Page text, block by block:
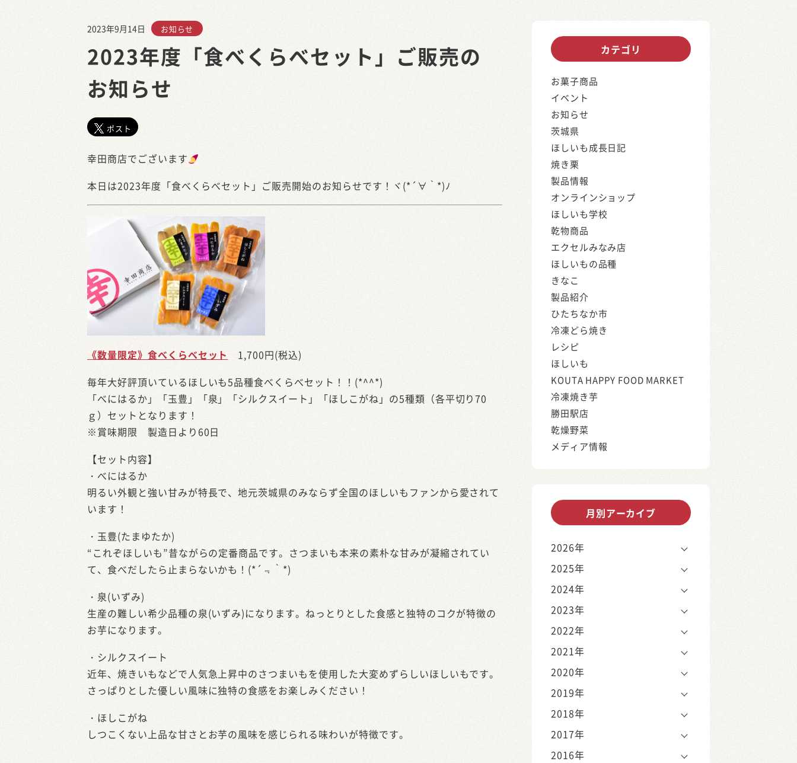
2023年9月14日 お知らせ
2023年度「食べくらべセット」ご販売の
お知らせ
ポスト
幸田商店でございます
本日は2023年度「食べくらべセット」ご販売開始のお知らせです！ヾ(*´∀｀*)ﾉ
《数量限定》食べくらべセット
1,700円(税込)
毎年大好評頂いているほしいも5品種食べくらべセット！！(*^^*)
「べにはるか」「玉豊」「泉」「シルクスイート」「ほしこがね」の5種類（各平切り70
ｇ）セットとなります！
※賞味期限 製造日より60日
【セット内容】
・べにはるか
明るい外観と強い甘みが特長で、地元茨城県のみならず全国のほしいもファンから愛されて
います！
・玉豊(たまゆたか)
“これぞほしいも”昔ながらの定番商品です。さつまいも本来の素朴な甘みが凝縮されてい
て、食べだしたら止まらないかも！(*´﹃｀*)
・泉(いずみ)
生産の難しい希少品種の泉(いずみ)になります。ねっとりとした食感と独特のコクが特徴の
お芋になります。
・シルクスイート
近年、焼きいもなどで人気急上昇中のさつまいもを使用した大変めずらしいほしいもです。
さっぱりとした優しい風味に独特の食感をお楽しみください！
・ほしこがね
しつこくない上品な甘さとお芋の風味を感じられる味わいが特徴です。
カテゴリ
お菓子商品
イベント
お知らせ
茨城県
ほしいも成長日記
焼き栗
製品情報
オンラインショップ
ほしいも学校
乾物商品
エクセルみなみ店
ほしいもの品種
きなこ
製品紹介
ひたちなか市
冷凍どら焼き
レシピ
ほしいも
KOUTA HAPPY FOOD MARKET
冷凍焼き芋
勝田駅店
乾燥野菜
メディア情報
月別アーカイブ
2026年
2025年
2024年
2023年
2022年
2021年
2020年
2019年
2018年
2017年
2016年